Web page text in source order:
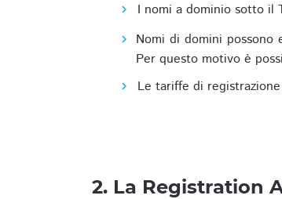
I nomi a dominio sotto il
Nomi di domini possono
Per questo motivo è
Le tariffe di
2. La Registration